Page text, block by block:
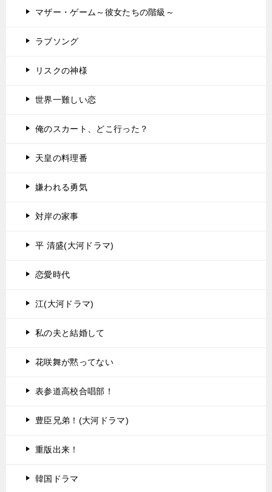
マザー・ゲーム～彼女たちの階級～
ラブソング
リスクの神様
世界一難しい恋
俺のスカート、どこ行った？
天皇の料理番
嫌われる勇気
対岸の家事
平 清盛(大河ドラマ)
恋愛時代
江(大河ドラマ)
私の夫と結婚して
花咲舞が黙ってない
表参道高校合唱部！
豊臣兄弟！(大河ドラマ)
重版出来！
韓国ドラマ